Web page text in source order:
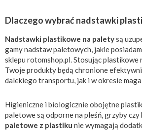
Dlaczego wybrać nadstawki
Nadstawki plastikowe na paletysą
gamy nadstaw paletowych, jakie
sklepu rotomshop.pl. Stosując plastikowe
Twoje produkty będą chronione
dalekiego transportu, jak i w okresie
Higieniczne i biologicznie obojętne
paletowe są odporne na pleśń, grzyby czy
paletowe z plastiku nie wymagają